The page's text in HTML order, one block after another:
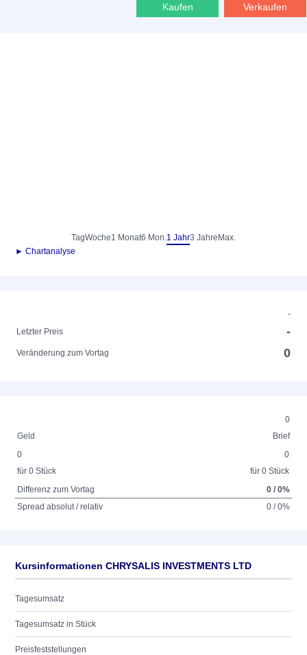
Kaufen Verkaufen
TagWoche1 Monat6 Mon.1 Jahr3 Jahre Max.
► Chartanalyse
-
Letzter Preis
-
Veränderung zum Vortag 0
0
Geld
Brief
0
für 0 Stück
0
für 0 Stück
Differenz zum Vortag
0 / 0%
Spread absolut / relativ
0 / 0%
Kursinformationen CHRYSALIS INVESTMENTS LTD
Tagesumsatz
Tagesumsatz in Stück
Preisfeststellungen